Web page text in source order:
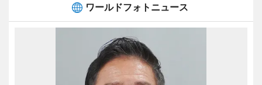
ワールドフォトニュース